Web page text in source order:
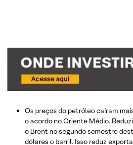
Os preços do petróleo caíram
o acordo no Oriente Médio.
o Brent no segundo semestre
dólares o barril. Isso reduz